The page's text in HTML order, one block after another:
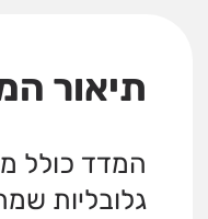
תיאור
המדד כולל
גלובליות